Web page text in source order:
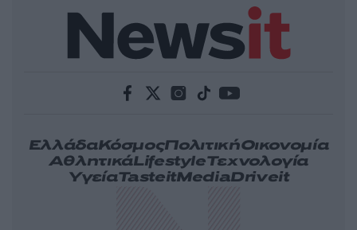
ΕλλάδαΚόσμοςΠολιτικήΟικονομία
ΑθλητικάLifestyleΤεχνολογία
ΥγείαTasteitMediaDriveit